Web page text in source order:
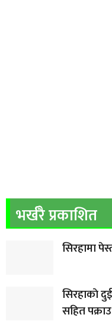
भर्खरै प्रकाशित
सिरहामा
सिरहाकाे
सहित पक्राउ